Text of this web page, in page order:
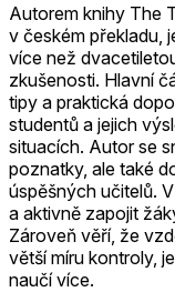
Autorem knihy The
v českém překladu,
více než
zkušenosti. Hlavní
tipy a praktická
studentů a jejich
situacích. Autor se
poznatky, ale také
úspěšných učitelů.
a aktivně zapojit
Zároveň věří, že
větší míru kontroly,
naučí více.